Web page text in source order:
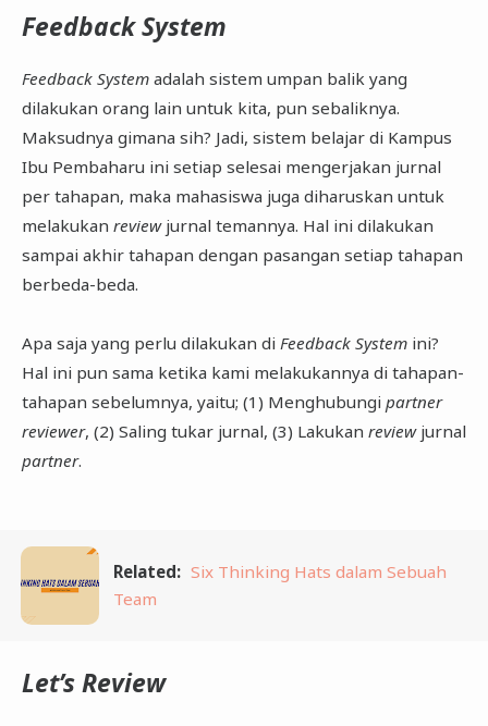
Feedback System
Feedback Systemadalah sistem umpan balik yang
dilakukan orang lain untuk kita, pun sebaliknya.
Maksudnya gimana sih? Jadi, sistem belajar di Kampus
Ibu Pembaharu ini setiap selesai mengerjakan jurnal
per tahapan, maka mahasiswa juga diharuskan untuk
melakukan review jurnal temannya. Hal ini dilakukan
sampai akhir tahapan dengan pasangan setiap tahapan
berbeda-beda.
Apa saja yang perlu dilakukan di Feedback Systemini?
Hal ini pun sama ketika kami melakukannya di tahapan-
tahapan sebelumnya, yaitu; (1) Menghubungi partner
reviewer, (2) Saling tukar jurnal, (3) Lakukan review jurnal
partner.
Related: Six Thinking Hats dalam Sebuah
Team
Let’s Review